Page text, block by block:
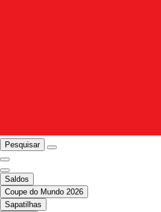
Pesquisar
Saldos
Coupe do Mundo 2026
Sapatilhas